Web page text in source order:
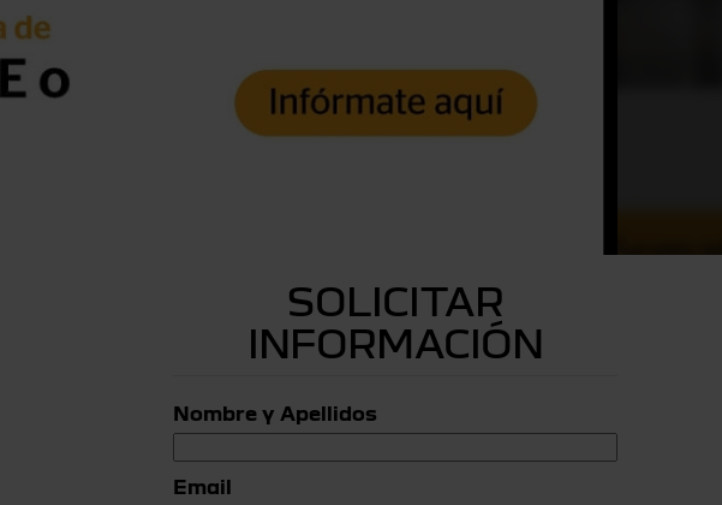
SOLICITAR
INFORMACIÓN
Nombre y Apellidos
Email